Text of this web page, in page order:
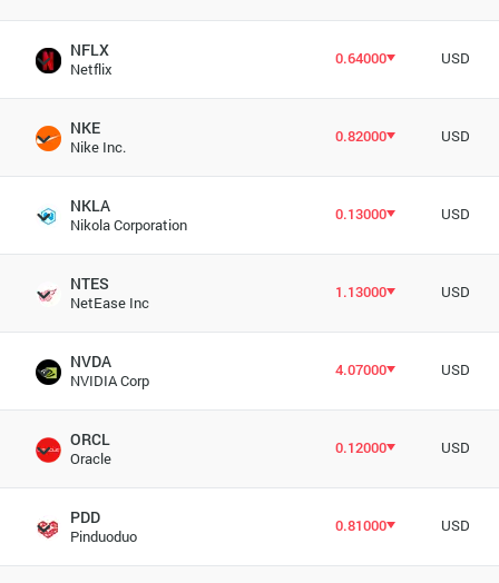
NFLX
Netflix
0.64000 USD
NKE
Nike Inc.
0.82000 USD
NKLA
Nikola Corporation
0.13000 USD
NTES
NetEase Inc
1.13000 USD
NVDA
NVIDIA Corp
4.07000 USD
ORCL
Oracle
0.12000 USD
PDD
Pinduoduo
0.81000 USD